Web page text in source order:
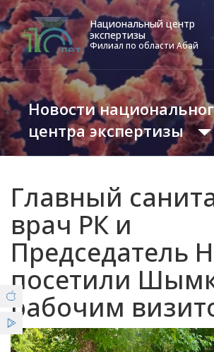
Национальный центр
экспертизы
Филиал по области Абай
Қаз Рус
Eng
Контакт-центр:
58-85-55, 258-85-55 (Алматы)
+7 (7277) 27-70-67 (Конаев)
О ФИЛИАЛЕ
Отделения
Услуги
© Copyright 2019 - nce.kz - all rights reserved.
Новости
центра экспертизы
Видеогалерея
Главный
врач РК и
Председатель
посетили
рабочим